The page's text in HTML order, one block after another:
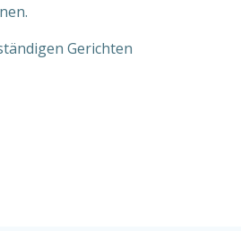
Gerichten